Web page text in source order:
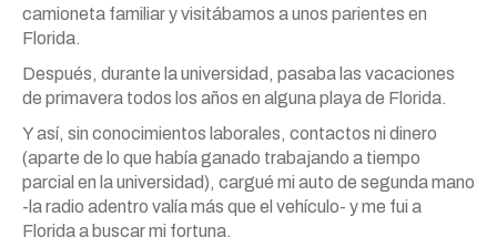
camioneta familiar y visitábamos a unos parientes en
Florida.
Después, durante la universidad, pasaba las vacaciones
de primavera todos los años en alguna playa de Florida.
Y así, sin conocimientos laborales, contactos ni dinero
(aparte de lo que había ganado trabajando a tiempo
parcial en la universidad), cargué mi auto de segunda mano
-la radio adentro valía más que el vehículo- y me fui a
Florida a buscar mi fortuna.